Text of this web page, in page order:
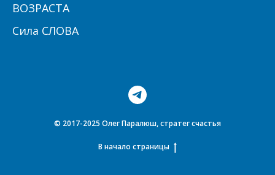
ВОЗРАСТА
Сила СЛОВА
© 2017-2025 Олег Паралюш, стратег счастья
В начало страницы